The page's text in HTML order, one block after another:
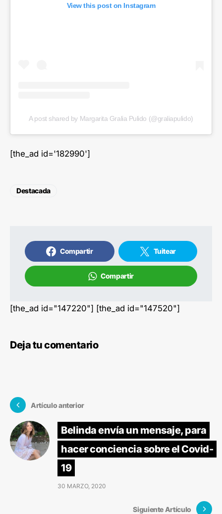
View this post on Instagram
A post shared by Margarita Gralia Pulido (@graliapulido)
[the_ad id='182990']
Destacada
Compartir Tuitear
Compartir
[the_ad id="147220"] [the_ad id="147520"]
Deja tu comentario
Artículo anterior
Belinda envía un mensaje, para
hacer conciencia sobre el Covid-
19
30 MARZO, 2020
Siguiente Artículo